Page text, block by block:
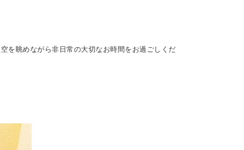
を眺めながら非日常の大切なお時間をお過ごしくだ